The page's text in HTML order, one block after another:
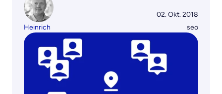
Heinrich
02. Okt. 2018
seo